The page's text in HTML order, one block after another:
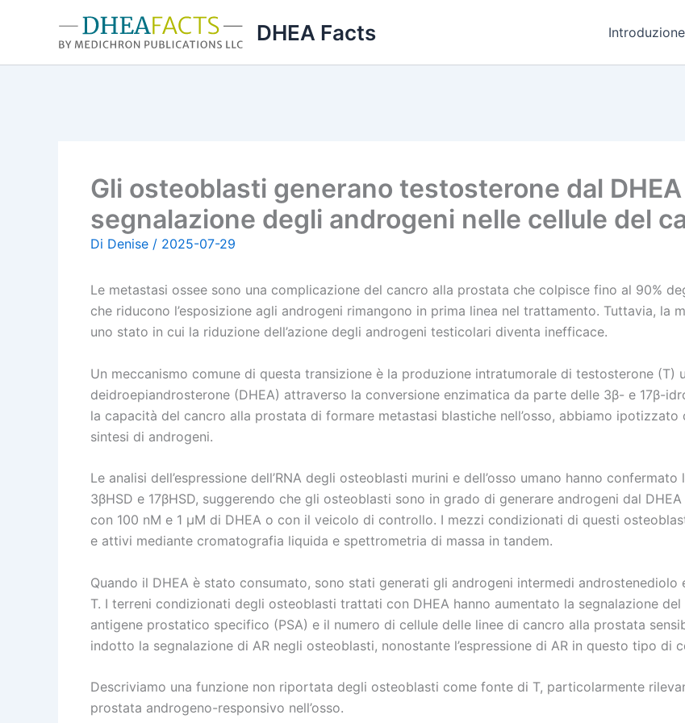
contenuto
DHEA Facts Introduzione
Gli osteoblasti generano testosterone dal
segnalazione degli androgeni nelle cellule del
Di Denise / 2025-07-29
Le metastasi ossee sono una complicazione del cancro alla prostata che colpisce fino al 90%
che riducono l’esposizione agli androgeni rimangono in prima linea nel trattamento. Tuttavia, la
uno stato in cui la riduzione dell’azione degli androgeni testicolari diventa inefficace.
Un meccanismo comune di questa transizione è la produzione intratumorale di testosterone (T)
deidroepiandrosterone (DHEA) attraverso la conversione enzimatica da parte delle 3β- e 17β-
la capacità del cancro alla prostata di formare metastasi blastiche nell’osso, abbiamo
sintesi di androgeni.
Le analisi dell’espressione dell’RNA degli osteoblasti murini e dell’osso umano hanno
3βHSD e 17βHSD, suggerendo che gli osteoblasti sono in grado di generare androgeni dal
con 100 nM e 1 μM di DHEA o con il veicolo di controllo. I mezzi condizionati di questi
e attivi mediante cromatografia liquida e spettrometria di massa in tandem.
Quando il DHEA è stato consumato, sono stati generati gli androgeni intermedi
T. I terreni condizionati degli osteoblasti trattati con DHEA hanno aumentato la segnalazione
antigene prostatico specifico (PSA) e il numero di cellule delle linee di cancro alla prostata
indotto la segnalazione di AR negli osteoblasti, nonostante l’espressione di AR in questo tipo di
Descriviamo una funzione non riportata degli osteoblasti come fonte di T, particolarmente
prostata androgeno-responsivo nell’osso.